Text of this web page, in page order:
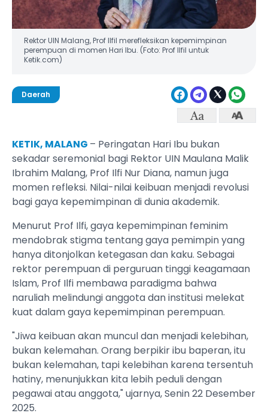
Rektor UIN Malang, Prof Ilfil merefleksikan kepemimpinan
perempuan di momen Hari Ibu. (Foto: Prof Ilfil untuk
Ketik.com)
Daerah
KETIK, MALANG – Peringatan Hari Ibu bukan
sekadar seremonial bagi Rektor UIN Maulana Malik
Ibrahim Malang, Prof Ilfi Nur Diana, namun juga
momen refleksi. Nilai-nilai keibuan menjadi revolusi
bagi gaya kepemimpinan di dunia akademik.
Menurut Prof Ilfi, gaya kepemimpinan feminim
mendobrak stigma tentang gaya pemimpin yang
hanya ditonjolkan ketegasan dan kaku. Sebagai
rektor perempuan di perguruan tinggi keagamaan
Islam, Prof Ilfi membawa paradigma bahwa
naruliah melindungi anggota dan institusi melekat
kuat dalam gaya kepemimpinan perempuan.
"Jiwa keibuan akan muncul dan menjadi kelebihan,
bukan kelemahan. Orang berpikir ibu baperan, itu
bukan kelemahan, tapi kelebihan karena tersentuh
hatiny, menunjukkan kita lebih peduli dengan
pegawai atau anggota," ujarnya, Senin 22 Desember
2025.